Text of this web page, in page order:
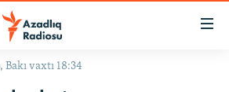
vaxtı 18:34